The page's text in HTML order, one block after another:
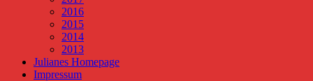
2016
2015
2014
2013
Julianes Homepage
Impressum